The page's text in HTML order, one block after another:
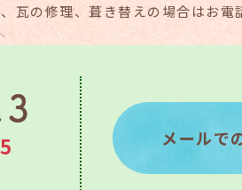
瓦の修理、葺き替えの場合はお電
メールで